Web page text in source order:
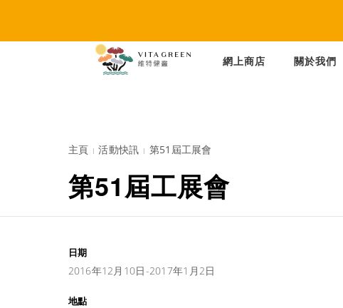
網上商店 關於我們
主頁 活動快訊 第51屆工展會
第51屆工展會
日期
2016年12月10日-2017年1月2日
地點